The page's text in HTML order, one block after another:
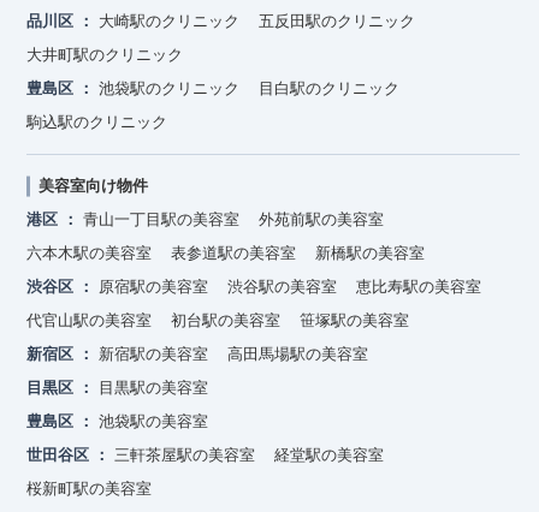
品川区
大崎駅のクリニック
五反田駅のクリニック
大井町駅のクリニック
豊島区
池袋駅のクリニック
目白駅のクリニック
駒込駅のクリニック
美容室向け物件
港区
青山一丁目駅の美容室
外苑前駅の美容室
六本木駅の美容室
表参道駅の美容室
新橋駅の美容室
渋谷区
原宿駅の美容室 渋谷駅の美容室
恵比寿駅の美容室
代官山駅の美容室
初台駅の美容室
笹塚駅の美容室
新宿区
新宿駅の美容室
高田馬場駅の美容室
目黒区
目黒駅の美容室
豊島区
池袋駅の美容室
世田谷区
三軒茶屋駅の美容室
経堂駅の美容室
桜新町駅の美容室